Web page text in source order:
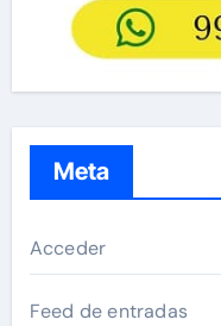
Meta
Acceder
Feed de entradas